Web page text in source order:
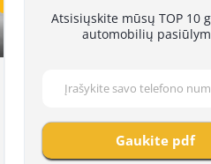
Atsisiųskite mūsų TOP 10
automobilių
Gaukite pdf